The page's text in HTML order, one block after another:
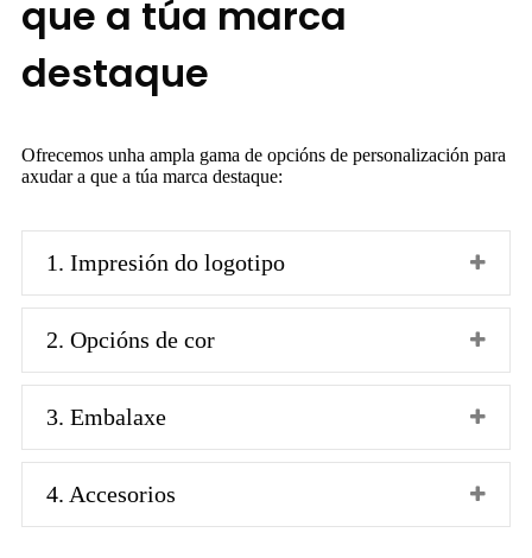
que a túa marca
destaque
Ofrecemos unha ampla gama de opcións de personalización para
axudar a que a túa marca destaque:
1. Impresión do logotipo
2. Opcións de cor
3. Embalaxe
4. Accesorios